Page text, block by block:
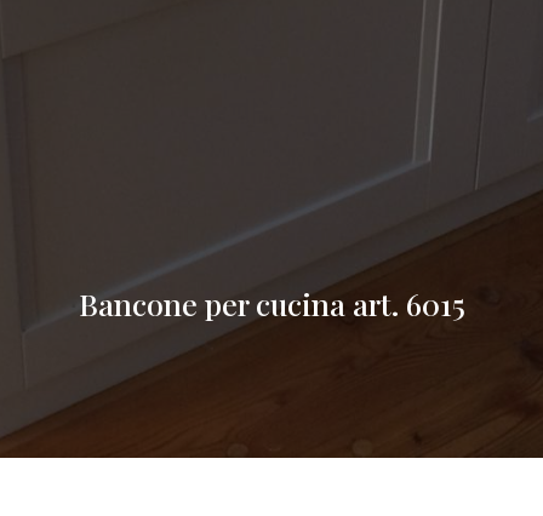
Bancone per cucina art. 6015